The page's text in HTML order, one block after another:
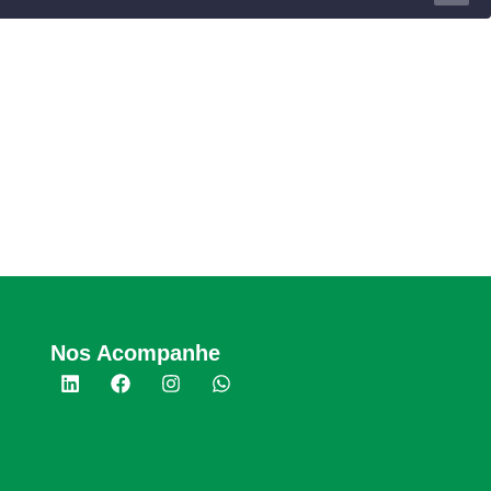
Nos Acompanhe